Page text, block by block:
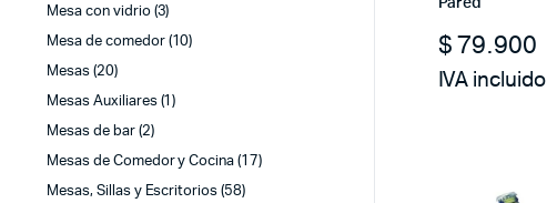
$79.900
IVA incluido
Mesa con vidrio (3)
Mesa de comedor (10)
Mesas (20)
Mesas Auxiliares (1)
Mesas de bar (2)
Mesas de Comedor y Cocina (17)
Mesas, Sillas y Escritorios (58)